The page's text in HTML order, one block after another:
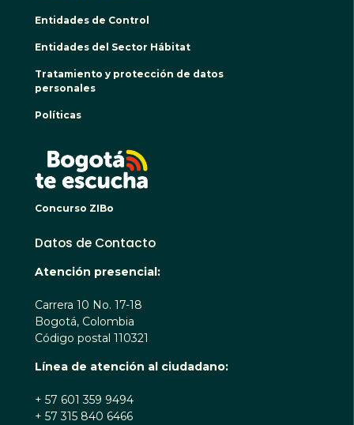
Entidades de Control
Entidades del Sector Hábitat
Tratamiento y protección de datos
personales
Políticas
Concurso ZIBo
Datos de Contacto
Atención presencial:
Carrera 10 No. 17-18
Bogotá, Colombia
Código postal 110321
Línea de atención al ciudadano:
+ 57 601 359 9494
+ 57 315 840 6466